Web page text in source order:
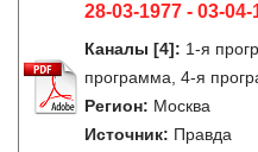
28-03-1977 - 03-04-
Каналы [4]: 1-я
программа, 4-я
Регион: Москва
Источник: Правда